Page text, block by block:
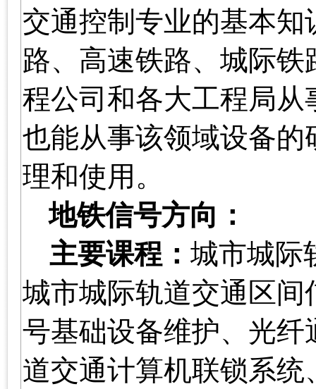
交通控制专业的基本
路、高速铁路、城际
程公司和各大工程局
也能从事该领域设备
理和使用。
地铁信号方向：
主要课程： 城市城际
城市城际轨道交通区
号基础设备维护、光
道交通计算机联锁系